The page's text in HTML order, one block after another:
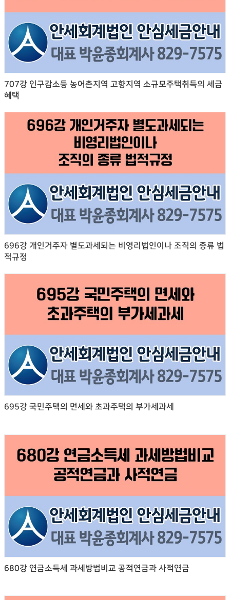
707강 인구감소등 농어촌지역 고향지역 소규모주택취득의 세금
혜택
696강 개인거주자 별도과세되는 비영리법인이나 조직의 종류 법
적규정
695강 국민주택의 면세와 초과주택의 부가세과세
680강 연금소득세 과세방법비교 공적연금과 사적연금